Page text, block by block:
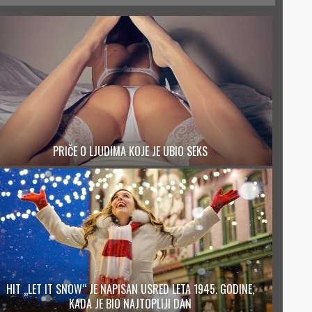
PRIČE O LJUDIMA KOJE JE UBIO SEKS
HIT „LET IT SNOW“ JE NAPISAN USRED LETA 1945. GODINE,
KADA JE BIO NAJTOPLIJI DAN